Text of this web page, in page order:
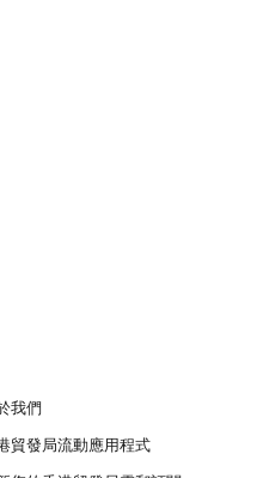
我們
貿發局流動應用程式